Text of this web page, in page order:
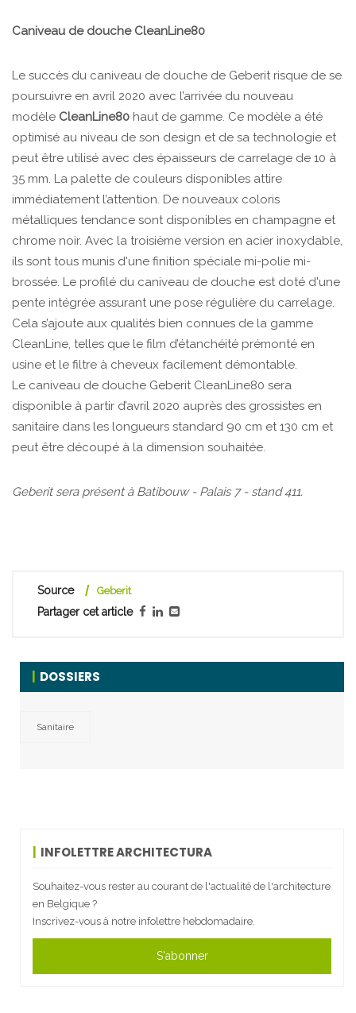
Caniveau de douche CleanLine80
Le succès du caniveau de douche de Geberit risque de se
poursuivre en avril 2020 avec l’arrivée du nouveau
modèle CleanLine80 haut de gamme. Ce modèle a été
optimisé au niveau de son design et de sa technologie et
peut être utilisé avec des épaisseurs de carrelage de 10 à
35 mm. La palette de couleurs disponibles attire
immédiatement l’attention. De nouveaux coloris
métalliques tendance sont disponibles en champagne et
chrome noir. Avec la troisième version en acier inoxydable,
ils sont tous munis d'une finition spéciale mi-polie mi-
brossée. Le profilé du caniveau de douche est doté d'une
pente intégrée assurant une pose régulière du carrelage.
Cela s’ajoute aux qualités bien connues de la gamme
CleanLine, telles que le film d’étanchéité prémonté en
usine et le filtre à cheveux facilement démontable.
Le caniveau de douche Geberit CleanLine80 sera
disponible à partir d’avril 2020 auprès des grossistes en
sanitaire dans les longueurs standard 90 cm et 130 cm et
peut être découpé à la dimension souhaitée.
Geberit sera présent à Batibouw - Palais 7 - stand 411.
Source Geberit
Partager cet article
DOSSIERS
Sanitaire
INFOLETTRE ARCHITECTURA
Souhaitez-vous rester au courant de l'actualité de l'architecture
en Belgique ?
Inscrivez-vous à notre infolettre hebdomadaire.
S'abonner